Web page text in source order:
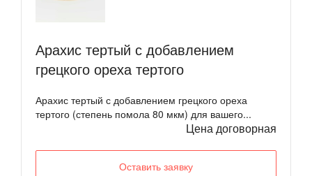
Арахис тертый с добавлением
грецкого ореха тертого
Арахис тертый с добавлением грецкого ореха
тертого (степень помола 80 мкм) для вашего...
Цена договорная
Оставить заявку